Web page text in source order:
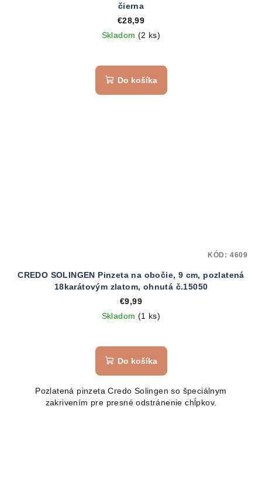
čierna
€28,99
Skladom (2 ks)
Do košíka
CREDO SOLINGEN Pinzeta na obočie, 9 cm, pozlatená
18karátovým zlatom, ohnutá č.15050
€9,99
Skladom (1 ks)
Do košíka
Pozlatená pinzeta Credo Solingen so špeciálnym
zakrivením pre presné odstránenie chĺpkov.
KÓD: 4609